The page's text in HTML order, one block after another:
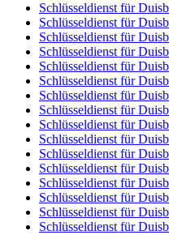
Schlüsseldienst für
Schlüsseldienst für
Schlüsseldienst für
Schlüsseldienst für
Schlüsseldienst für
Schlüsseldienst für
Schlüsseldienst für
Schlüsseldienst für
Schlüsseldienst für
Schlüsseldienst für
Schlüsseldienst für
Schlüsseldienst für
Schlüsseldienst für
Schlüsseldienst für
Schlüsseldienst für
Schlüsseldienst für